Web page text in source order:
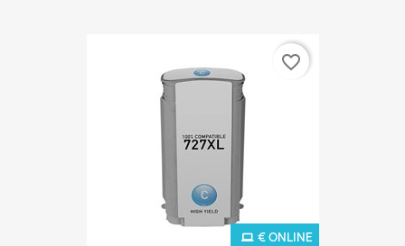
€ ONLINE
favorite_border